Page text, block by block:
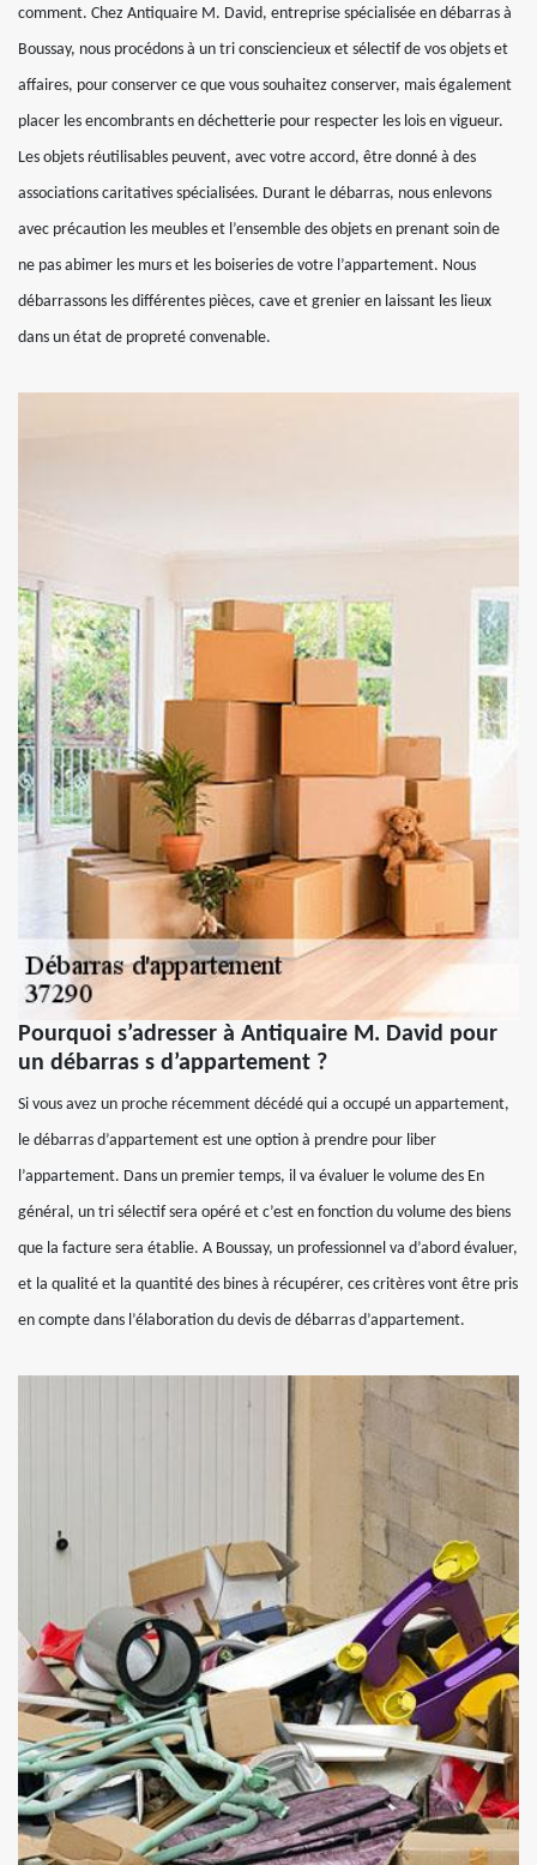
comment. Chez Antiquaire M. David, entreprise spécialisée en débarras à
Boussay, nous procédons à un tri consciencieux et sélectif de vos objets et
affaires, pour conserver ce que vous souhaitez conserver, mais également
placer les encombrants en déchetterie pour respecter les lois en vigueur.
Les objets réutilisables peuvent, avec votre accord, être donné à des
associations caritatives spécialisées. Durant le débarras, nous enlevons
avec précaution les meubles et l’ensemble des objets en prenant soin de
ne pas abimer les murs et les boiseries de votre l’appartement. Nous
débarrassons les différentes pièces, cave et grenier en laissant les lieux
dans un état de propreté convenable.
Pourquoi s’adresser à Antiquaire M. David pour
un débarras s d’appartement ?
Si vous avez un proche récemment décédé qui a occupé un appartement,
le débarras d’appartement est une option à prendre pour liber
l’appartement. Dans un premier temps, il va évaluer le volume des En
général, un tri sélectif sera opéré et c’est en fonction du volume des biens
que la facture sera établie. A Boussay, un professionnel va d’abord évaluer,
et la qualité et la quantité des bines à récupérer, ces critères vont être pris
en compte dans l’élaboration du devis de débarras d’appartement.